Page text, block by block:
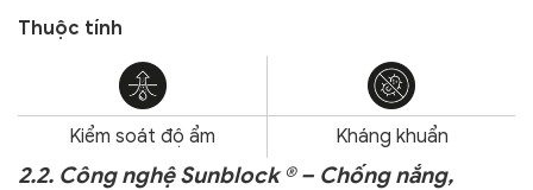
Thuộc tính
Kiểm soát độ ẩm Kháng khuẩn
2.2. Công nghệ Sunblock ® – Chống nắng,